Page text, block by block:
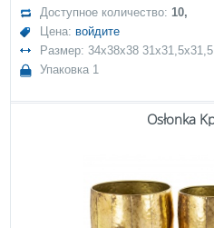
Доступное количество:10,
Цена: войдите
Размер: 34x38x38
Упаковка 1
Osłonka